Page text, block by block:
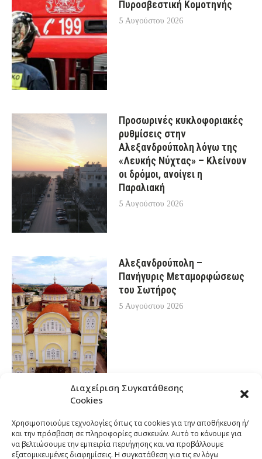
Διαχείριση Συγκατάθεσης
Cookies
Χρησιμοποιούμε τεχνολογίες όπως τα cookies για την αποθήκευση ή/
και την πρόσβαση σε πληροφορίες συσκευών. Αυτό το κάνουμε για
να βελτιώσουμε την εμπειρία περιήγησης και να προβάλλουμε
εξατομικευμένες διαφημίσεις. Η συγκατάθεση για τις εν λόγω
Πυροσβεστική Κομοτηνής
5 Αυγούστου 2026
Προσωρινές κυκλοφοριακές
ρυθμίσεις στην
Αλεξανδρούπολη λόγω της
«Λευκής Νύχτας» – Κλείνουν
οι δρόμοι, ανοίγει η
Παραλιακή
5 Αυγούστου 2026
Αλεξανδρούπολη –
Πανήγυρις Μεταμορφώσεως
του Σωτήρος
5 Αυγούστου 2026